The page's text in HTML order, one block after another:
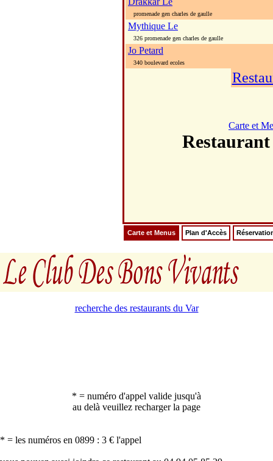
promenade gen charles de gaulle
Mythique Le
326 promenade gen charles de gaulle
Jo Petard
340 boulevard ecoles
Carte et
Carte et Menus Plan d'Accès
recherche des restaurants du Var
* = numéro d'appel valide jusqu'à
au delà veuillez recharger la page
* = les numéros en 0899 : 3 € l'appel